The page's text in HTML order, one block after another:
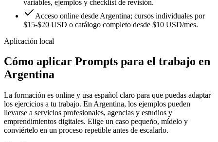
variables, ejemplos y checklist de revisión.
Acceso online desde Argentina; cursos individuales por
$15-$20 USD o catálogo completo desde $10 USD/mes.
Aplicación local
Cómo aplicar Prompts para el trabajo en
Argentina
La formación es online y usa español claro para que puedas adaptar
los ejercicios a tu trabajo. En Argentina, los ejemplos pueden
llevarse a servicios profesionales, agencias y estudios y
emprendimientos digitales. Elige un caso pequeño, mídelo y
conviértelo en un proceso repetible antes de escalarlo.